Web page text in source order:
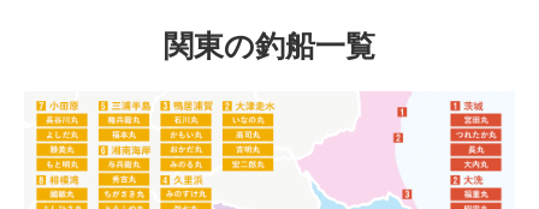
関東の釣船一覧